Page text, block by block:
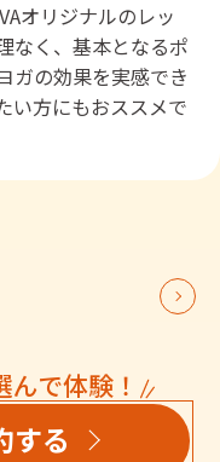
オリジナルのレッ
なく、基本となるポ
ガの効果を実感でき
い方にもおススメで
で体験！
する